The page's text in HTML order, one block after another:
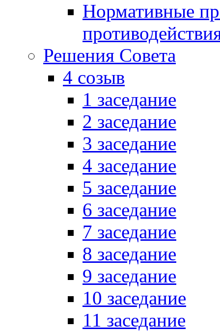
Нормативные
Решения Совета
4 созыв
1 заседание
2 заседание
3 заседание
4 заседание
5 заседание
6 заседание
7 заседание
8 заседание
9 заседание
10 заседание
11 заседание